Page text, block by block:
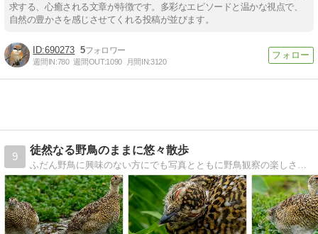
求する、心癒される文章が特徴です。多彩なエピソードと温かな視点で、
自然の豊かさを感じさせてくれる投稿が並びます。
690273 5
週間IN:780 週間OUT:1090 月間IN:3120
9
徒然なる野鳥のままに悠々散歩
ふだん野鳥に興味のない方にでも写真とともに野鳥観察の楽しさを発信していけたらいいなと思っています。 素人による野鳥解説ブログです。 親しみやすい身近な野鳥を中心に紹介します。